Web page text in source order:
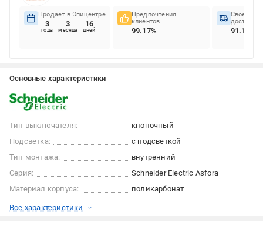
Продает в Эпицентре
3
года
3
месяца
16
дней
Предпочтения
клиентов
99.17%
доставок
91.16%
Основные характеристики
Тип выключателя:
кнопочный
Подсветка:
с подсветкой
Тип монтажа:
внутренний
Серия:
Schneider Electric Asfora
Материал корпуса:
поликарбонат
Все характеристики